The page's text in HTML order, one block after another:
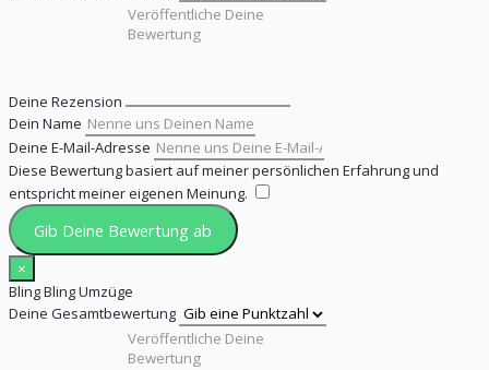
Deine Rezension
Dein Name
Deine E-Mail-Adresse
Diese Bewertung basiert auf meiner persönlichen Erfahrung und
entspricht meiner eigenen Meinung.
Gib Deine Bewertung ab
×
Bling Bling Umzüge
Deine Gesamtbewertung